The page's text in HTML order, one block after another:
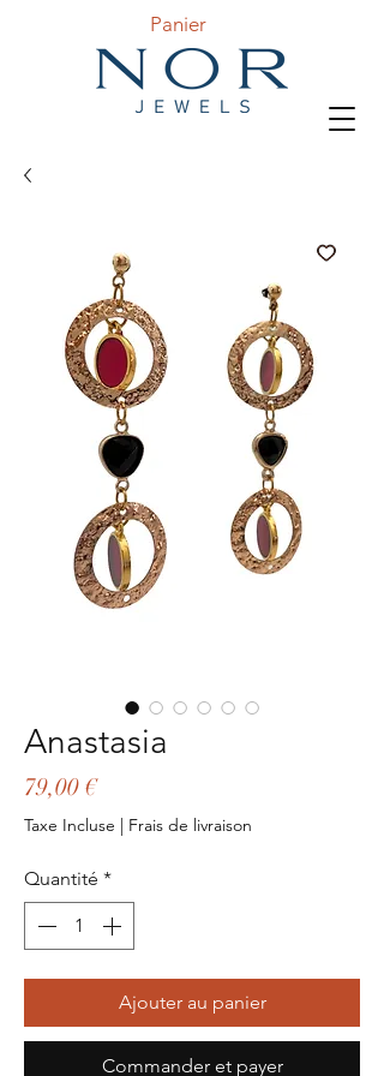
Panier
Anastasia
79,00 €Prix
Taxe Incluse | Frais de livraison
Quantité *
Ajouter au panier
Commander et payer